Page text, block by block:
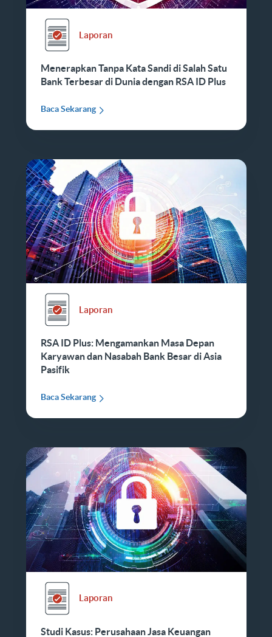
Laporan
Menerapkan Tanpa Kata Sandi di Salah Satu
Bank Terbesar di Dunia dengan RSA ID Plus
Baca Sekarang
Laporan
RSA ID Plus: Mengamankan Masa Depan
Karyawan dan Nasabah Bank Besar di Asia
Pasifik
Baca Sekarang
Laporan
Studi Kasus: Perusahaan Jasa Keuangan